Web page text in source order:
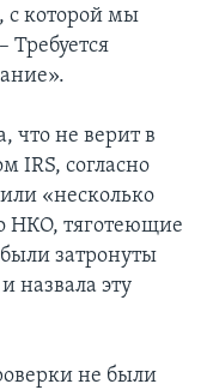
с которой мы
Требуется
что не верит в
IRS, согласно
«несколько
НКО, тяготеющие
затронуты
назвала эту
не были